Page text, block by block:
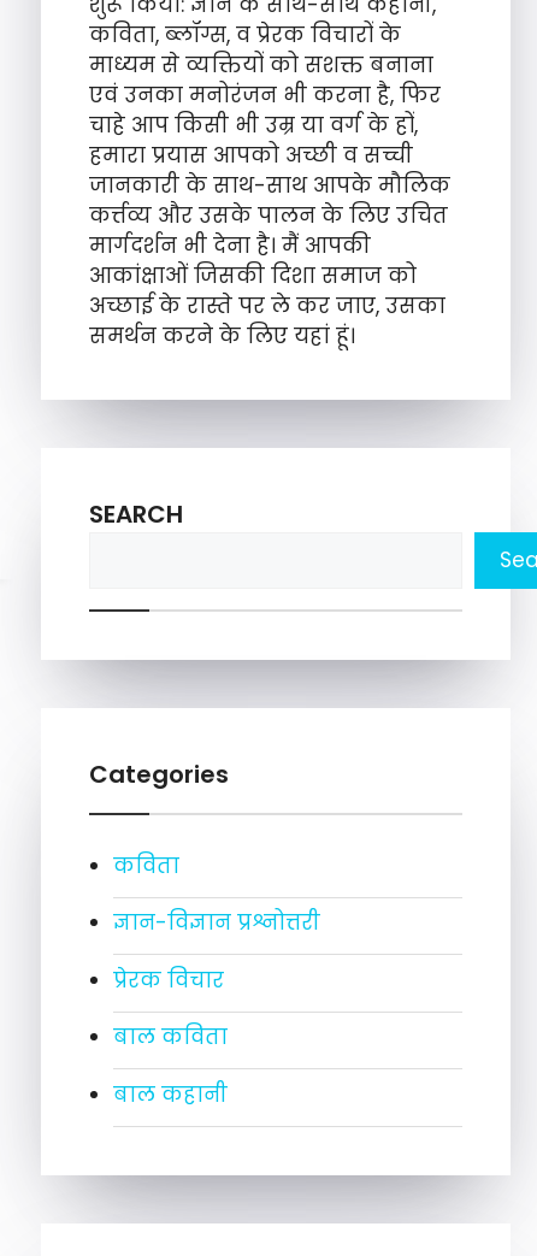
कविता, ब्लॉग्स, व प्रेरक विचारों के
माध्यम से व्यक्तियों को सशक्त बनाना
एवं उनका मनोरंजन भी करना है, फिर
चाहे आप किसी भी उम्र या वर्ग के हों,
हमारा प्रयास आपको अच्छी व सच्ची
जानकारी के साथ-साथ आपके मौलिक
कर्त्तव्य और उसके पालन के लिए उचित
मार्गदर्शन भी देना है। मैं आपकी
आकांक्षाओं जिसकी दिशा समाज को
अच्छाई के रास्ते पर ले कर जाए, उसका
समर्थन करने के लिए यहां हूं।
SEARCH
Categories
कविता
ज्ञान-विज्ञान प्रश्नोत्तरी
प्रेरक विचार
बाल कविता
बाल कहानी